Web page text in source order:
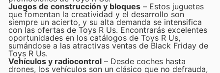
Juegos de construcción y bloques – Estos juguetes
que fomentan la creatividad y el desarrollo son
siempre un acierto, y su alta demanda se intensifica
con las ofertas de Toys R Us. Encontrarás excelentes
oportunidades en los catálogos de Toys R Us,
sumándose a las atractivas ventas de Black Friday de
Toys R Us.
Vehículos y radiocontrol – Desde coches hasta
drones, los vehículos son un clásico que no defrauda,